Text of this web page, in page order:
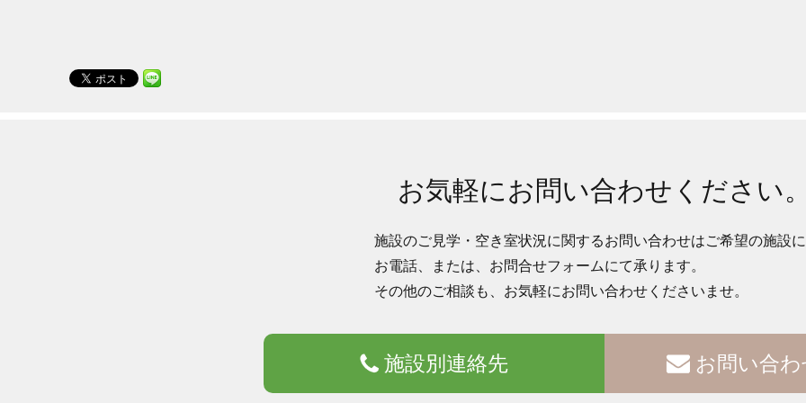
お気軽にお問い合わせください。
施設のご見学・空き室状況に関するお問い合わせはご希望の施設に
お電話、または、お問合せフォームにて承ります。
その他のご相談も、お気軽にお問い合わせくださいませ。
施設別連絡先 お問い合